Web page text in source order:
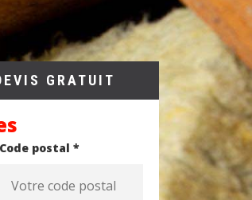
GRATUIT
Code postal *